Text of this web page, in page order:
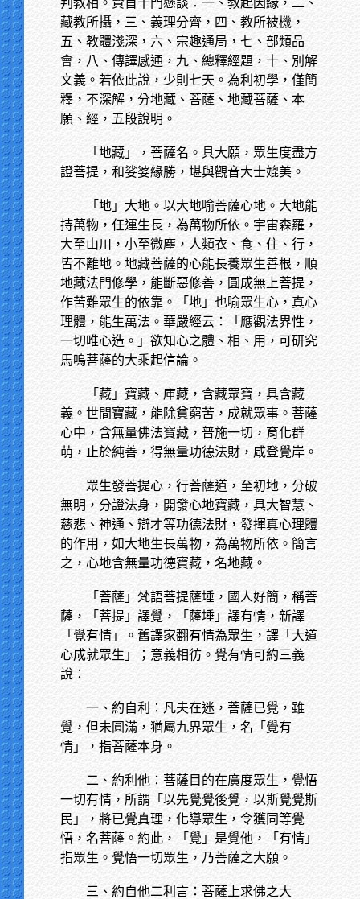
判教相。賢首十門懸談：一、教起因緣，二、
藏教所攝，三、義理分齊，四、教所被機，
五、教體淺深，六、宗趣通局，七、部類品
會，八、傳譯感通，九、總釋經題，十、別解
文義。若依此說，少則七天。為利初學，僅簡
釋，不深解，分地藏、菩薩、地藏菩薩、本
願、經，五段說明。
「地藏」，菩薩名。具大願，眾生度盡方
證菩提，和娑婆緣勝，堪與觀音大士媲美。
「地」大地。以大地喻菩薩心地。大地能
持萬物，任運生長，為萬物所依。宇宙森羅，
大至山川，小至微塵，人類衣、食、住、行，
皆不離地。地藏菩薩的心能長養眾生善根，順
地藏法門修學，能斷惡修善，圓成無上菩提，
作苦難眾生的依靠。「地」也喻眾生心，真心
理體，能生萬法。華嚴經云：「應觀法界性，
一切唯心造。」欲知心之體、相、用，可研究
馬鳴菩薩的大乘起信論。
「藏」寶藏、庫藏，含藏眾寶，具含藏
義。世間寶藏，能除貧窮苦，成就眾事。菩薩
心中，含無量佛法寶藏，普施一切，育化群
萌，止於純善，得無量功德法財，咸登覺岸。
眾生發菩提心，行菩薩道，至初地，分破
無明，分證法身，開發心地寶藏，具大智慧、
慈悲、神通、辯才等功德法財，發揮真心理體
的作用，如大地生長萬物，為萬物所依。簡言
之，心地含無量功德寶藏，名地藏。
「菩薩」梵語菩提薩埵，國人好簡，稱菩
薩，「菩提」譯覺，「薩埵」譯有情，新譯
「覺有情」。舊譯家翻有情為眾生，譯「大道
心成就眾生」；意義相彷。覺有情可約三義
說：
一、約自利：凡夫在迷，菩薩已覺，雖
覺，但未圓滿，猶屬九界眾生，名「覺有
情」，指菩薩本身。
二、約利他：菩薩目的在廣度眾生，覺悟
一切有情，所謂「以先覺覺後覺，以斯覺覺斯
民」，將已覺真理，化導眾生，令獲同等覺
悟，名菩薩。約此，「覺」是覺他，「有情」
指眾生。覺悟一切眾生，乃菩薩之大願。
三、約自他二利言：菩薩上求佛之大